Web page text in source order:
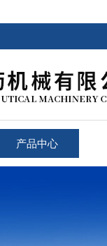
产品中心